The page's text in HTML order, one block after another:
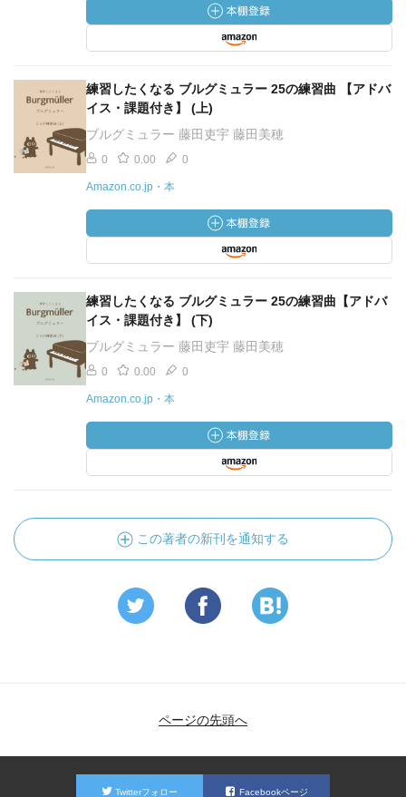
練習したくなる ブルグミュラー 25の練習曲 【アドバ
イス・課題付き】 (上)
ブルグミュラー 藤田吏宇 藤田美穂
0 0.00 0
Amazon.co.jp・本
練習したくなる ブルグミュラー 25の練習曲【アドバ
イス・課題付き】 (下)
ブルグミュラー 藤田吏宇 藤田美穂
0 0.00 0
Amazon.co.jp・本
この著者の新刊を通知する
ページの先頭へ
Twitterフォロー Facebookページ